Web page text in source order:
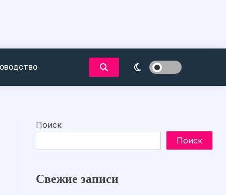
Поиск
Поиск
Свежие записи